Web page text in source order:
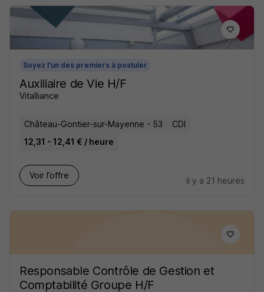
Soyez l'un des premiers à postuler
Auxiliaire de Vie H/F
Vitalliance
Château-Gontier-sur-Mayenne - 53
CDI
12,31 - 12,41 € / heure
Voir l’offre
il y a 21 heures
Responsable Contrôle de Gestion et
Comptabilité Groupe H/F